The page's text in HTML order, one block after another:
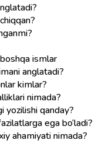
ismlar
anglatadi?
kimlar?
nimada?
yozilishi qanday?
ega bo‘ladi?
ahamiyati nimada?